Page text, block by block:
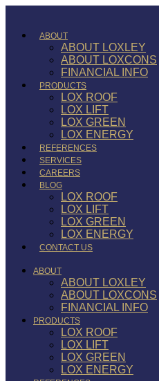
ABOUT
ABOUT LOXLEY
ABOUT LOXCONS
FINANCIAL INFO
PRODUCTS
LOX ROOF
LOX LIFT
LOX GREEN
LOX ENERGY
REFERENCES
SERVICES
CAREERS
BLOG
LOX ROOF
LOX LIFT
LOX GREEN
LOX ENERGY
CONTACT US
ABOUT
ABOUT LOXLEY
ABOUT LOXCONS
FINANCIAL INFO
PRODUCTS
LOX ROOF
LOX LIFT
LOX GREEN
LOX ENERGY